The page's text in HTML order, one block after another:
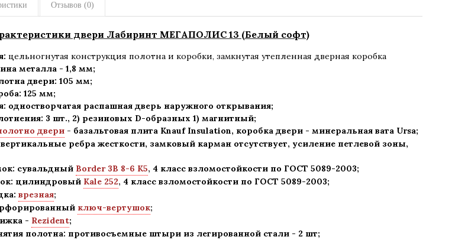
Отзывов (0)
двери Лабиринт МЕГАПОЛИС 13 (Белый софт)
цельногнутая конструкция полотна и коробки, замкнутая утепленная дверная коробка
металла - 1,8 мм;
двери: 105 мм;
125 мм;
: одностворчатая распашная дверь наружного открывания;
3 шт., 2) резиновых D-образных 1) магнитный;
двери - базальтовая плита Knauf Insulation, коробка двери - минеральная вата Ursa;
ребра жесткости, замковый карман отсутствует, усиление петлевой зоны,
сувальдный Border 3В 8-6 К5, 4 класс взломостойкости по ГОСТ 5089-2003;
цилиндровый Kale 252, 4 класс взломостойкости по ГОСТ 5089-2003;
врезная;
ключ-вертушок;
- Rezident;
полотна: противосъемные штыри из легированной стали - 2 шт;